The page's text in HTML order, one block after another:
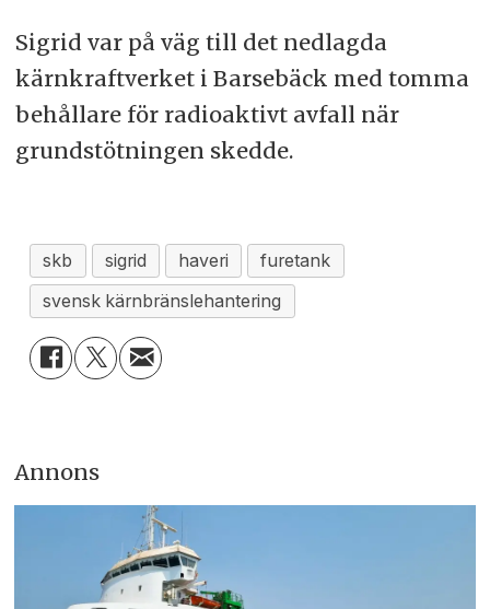
Sigrid var på väg till det nedlagda
kärnkraftverket i Barsebäck med tomma
behållare för radioaktivt avfall när
grundstötningen skedde.
skb sigrid haveri
furetank
svensk kärnbränslehantering
Annons